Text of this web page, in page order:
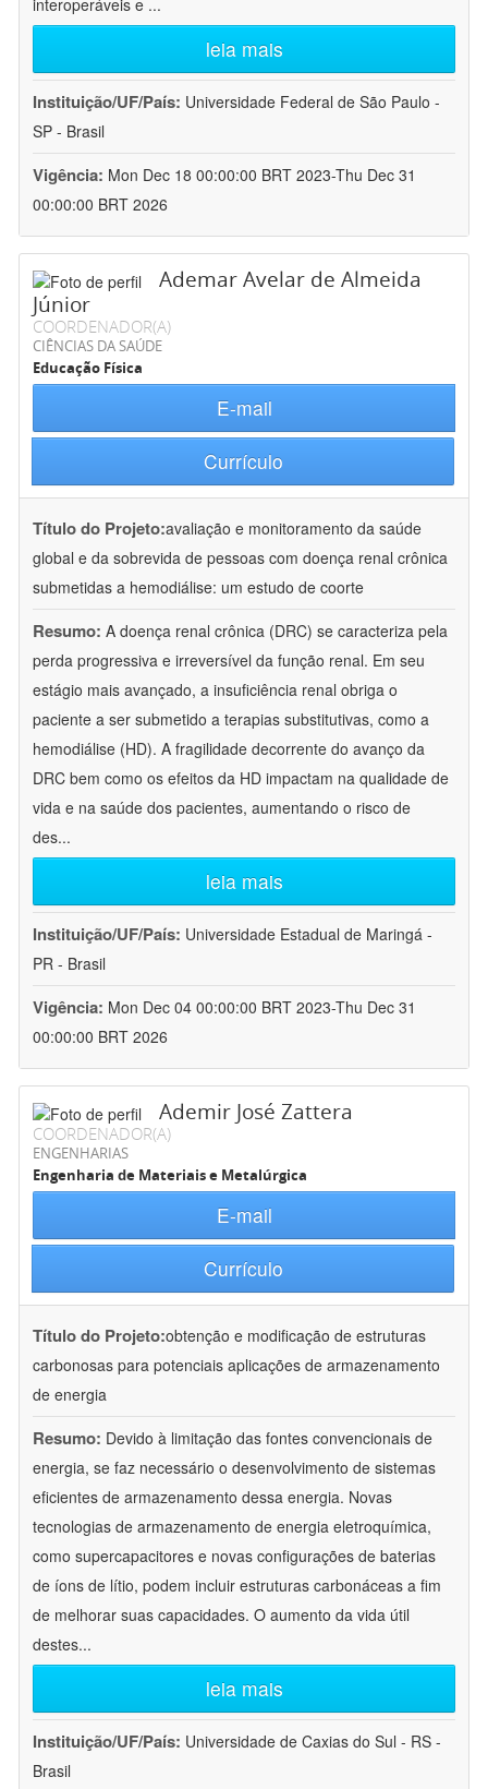
interoperáveis e ...
leia mais
Instituição/UF/País: Universidade Federal de São Paulo -
SP - Brasil
Vigência: Mon Dec 18 00:00:00 BRT 2023-Thu Dec 31
00:00:00 BRT 2026
Ademar Avelar de Almeida
Júnior
COORDENADOR(A)
CIÊNCIAS DA SAÚDE
Educação Física
E-mail
Currículo
Título do Projeto:avaliação e monitoramento da saúde
global e da sobrevida de pessoas com doença renal crônica
submetidas a hemodiálise: um estudo de coorte
Resumo: A doença renal crônica (DRC) se caracteriza pela
perda progressiva e irreversível da função renal. Em seu
estágio mais avançado, a insuficiência renal obriga o
paciente a ser submetido a terapias substitutivas, como a
hemodiálise (HD). A fragilidade decorrente do avanço da
DRC bem como os efeitos da HD impactam na qualidade de
vida e na saúde dos pacientes, aumentando o risco de
des...
leia mais
Instituição/UF/País: Universidade Estadual de Maringá -
PR - Brasil
Vigência: Mon Dec 04 00:00:00 BRT 2023-Thu Dec 31
00:00:00 BRT 2026
Ademir José Zattera
COORDENADOR(A)
ENGENHARIAS
Engenharia de Materiais e Metalúrgica
E-mail
Currículo
Título do Projeto:obtenção e modificação de estruturas
carbonosas para potenciais aplicações de armazenamento
de energia
Resumo: Devido à limitação das fontes convencionais de
energia, se faz necessário o desenvolvimento de sistemas
eficientes de armazenamento dessa energia. Novas
tecnologias de armazenamento de energia eletroquímica,
como supercapacitores e novas configurações de baterias
de íons de lítio, podem incluir estruturas carbonáceas a fim
de melhorar suas capacidades. O aumento da vida útil
destes...
leia mais
Instituição/UF/País: Universidade de Caxias do Sul - RS -
Brasil